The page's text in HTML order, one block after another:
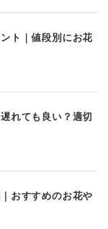
ト｜値段別にお花
れても良い？適切
おすすめのお花や